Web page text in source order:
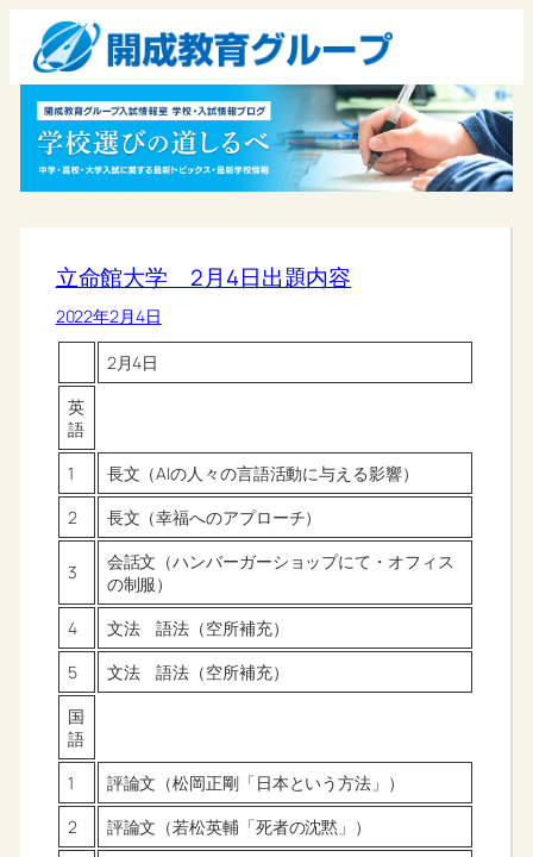
立命館大学 2月4日出題内容
2022年2月4日
2月4日
英
語
1
長文（AIの人々の言語活動に与える影響）
2
長文（幸福へのアプローチ）
3
会話文（ハンバーガーショップにて・オフィス
の制服）
4
文法 語法（空所補充）
5
文法 語法（空所補充）
国
語
1
評論文（松岡正剛「日本という方法」）
2
評論文（若松英輔「死者の沈黙」）